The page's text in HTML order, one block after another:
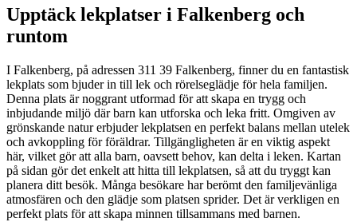
Upptäck lekplatser i Falkenberg och
runtom
I Falkenberg, på adressen 311 39 Falkenberg, finner du en fantastisk
lekplats som bjuder in till lek och rörelseglädje för hela familjen.
Denna plats är noggrant utformad för att skapa en trygg och
inbjudande miljö där barn kan utforska och leka fritt. Omgiven av
grönskande natur erbjuder lekplatsen en perfekt balans mellan utelek
och avkoppling för föräldrar. Tillgängligheten är en viktig aspekt
här, vilket gör att alla barn, oavsett behov, kan delta i leken. Kartan
på sidan gör det enkelt att hitta till lekplatsen, så att du tryggt kan
planera ditt besök. Många besökare har berömt den familjevänliga
atmosfären och den glädje som platsen sprider. Det är verkligen en
perfekt plats för att skapa minnen tillsammans med barnen.